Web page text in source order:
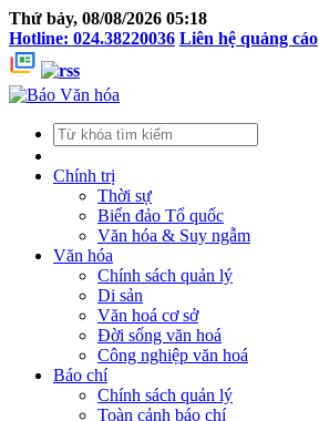
Thứ bảy, 08/08/2026 05:18
Hotline: 024.38220036 Liên hệ quảng cáo
Chính trị
Thời sự
Biển đảo Tổ quốc
Văn hóa & Suy ngẫm
Văn hóa
Chính sách quản lý
Di sản
Văn hoá cơ sở
Đời sống văn hoá
Công nghiệp văn hoá
Báo chí
Chính sách quản lý
Toàn cảnh báo chí